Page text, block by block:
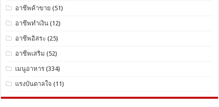
อาชีพค้าขาย (51)
อาชีพทำเงิน (12)
อาชีพอิสระ (25)
อาชีพเสริม (52)
เมนูอาหาร (334)
แรงบันดาลใจ (11)